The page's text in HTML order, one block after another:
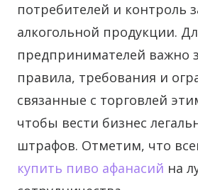
потребителей и контроль
алкогольной продукции.
предпринимателей важно
правила, требования и
связанные с торговлей
чтобы вести бизнес
штрафов. Отметим, что
купить пиво афанасий на